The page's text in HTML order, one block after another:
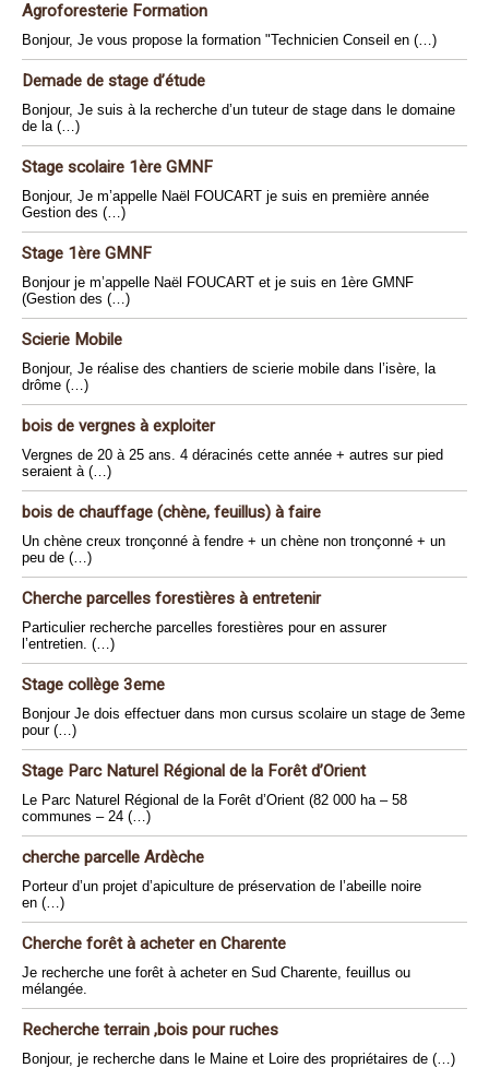
Agroforesterie Formation
Bonjour, Je vous propose la formation "Technicien Conseil en (…)
Demade de stage d’étude
Bonjour, Je suis à la recherche d’un tuteur de stage dans le domaine
de la (…)
Stage scolaire 1ère GMNF
Bonjour, Je m’appelle Naël FOUCART je suis en première année
Gestion des (…)
Stage 1ère GMNF
Bonjour je m’appelle Naël FOUCART et je suis en 1ère GMNF
(Gestion des (…)
Scierie Mobile
Bonjour, Je réalise des chantiers de scierie mobile dans l’isère, la
drôme (…)
bois de vergnes à exploiter
Vergnes de 20 à 25 ans. 4 déracinés cette année + autres sur pied
seraient à (…)
bois de chauffage (chène, feuillus) à faire
Un chène creux tronçonné à fendre + un chène non tronçonné + un
peu de (…)
Cherche parcelles forestières à entretenir
Particulier recherche parcelles forestières pour en assurer
l’entretien. (…)
Stage collège 3eme
Bonjour Je dois effectuer dans mon cursus scolaire un stage de 3eme
pour (…)
Stage Parc Naturel Régional de la Forêt d’Orient
Le Parc Naturel Régional de la Forêt d’Orient (82 000 ha – 58
communes – 24 (…)
cherche parcelle Ardèche
Porteur d’un projet d’apiculture de préservation de l’abeille noire
en (…)
Cherche forêt à acheter en Charente
Je recherche une forêt à acheter en Sud Charente, feuillus ou
mélangée.
Recherche terrain ,bois pour ruches
Bonjour, je recherche dans le Maine et Loire des propriétaires de (…)